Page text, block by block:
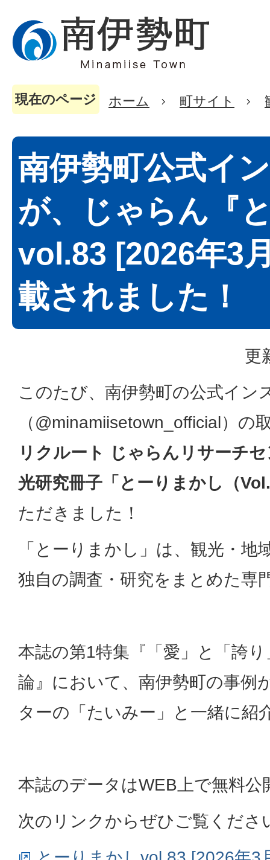
現在のページ ホーム 町サイト
南伊勢町公式イ
が、じゃらん『
vol.83 [2026年3
載されました！
更
このたび、南伊勢町の公式イン
（@minamiisetown_official）の
リクルート じゃらんリサーチ
光研究冊子「とーりまかし（
ただきました！
「とーりまかし」は、観光・地
独自の調査・研究をまとめた専
本誌の第1特集『「愛」と「誇
論』において、南伊勢町の事例
ターの「たいみー」と一緒に紹
本誌のデータはWEB上で無料公
次のリンクからぜひご覧くださ